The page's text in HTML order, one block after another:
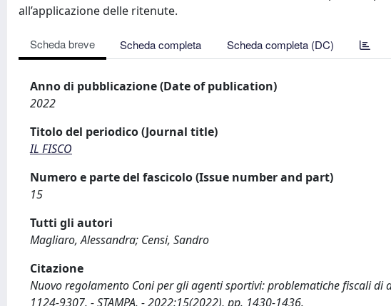
all’applicazione delle ritenute.
Scheda breve Scheda completa Scheda completa (DC)
Anno di pubblicazione (Date of publication)
2022
Titolo del periodico (Journal title)
IL FISCO
Numero e parte del fascicolo (Issue number and part)
15
Tutti gli autori
Magliaro, Alessandra; Censi, Sandro
Citazione
Nuovo regolamento Coni per gli agenti sportivi: problematiche fiscali di
1124-9307. - STAMPA. - 2022:15(2022), pp. 1430-1436.